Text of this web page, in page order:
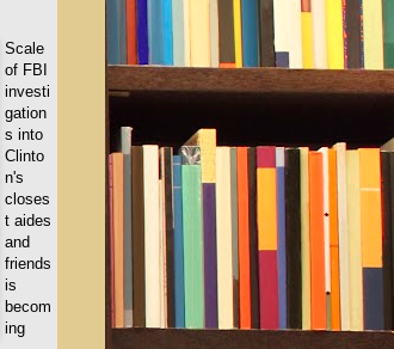
Scale
of FBI
investi
gation
s into
Clinto
n's
closes
t aides
and
friends
is
becom
ing